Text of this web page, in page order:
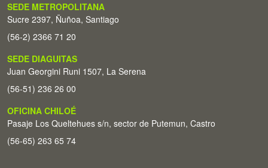
SEDE METROPOLITANA
Sucre 2397, Ñuñoa, Santiago
(56-2) 2366 71 20
SEDE DIAGUITAS
Juan Georgini Runi 1507, La Serena
(56-51) 236 26 00
OFICINA CHILOÉ
Pasaje Los Queltehues s/n, sector de Putemun, Castro
(56-65) 263 65 74